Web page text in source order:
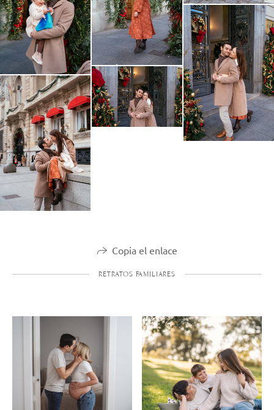
Copia el enlace
RETRATOS FAMILIARES